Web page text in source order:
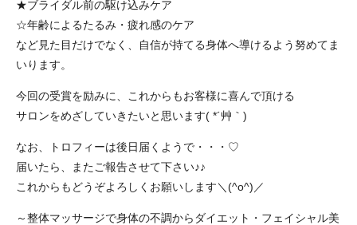
★ブライダル前の駆け込みケア
☆年齢によるたるみ・疲れ感のケア
など見た目だけでなく、自信が持てる身体へ導けるよう努めてま
いります。
今回の受賞を励みに、これからもお客様に喜んで頂ける
サロンをめざしていきたいと思います( *´艸｀)
なお、トロフィーは後日届くようで・・・♡
届いたら、またご報告させて下さい♪♪
これからもどうぞよろしくお願いします＼(^o^)／
～整体マッサージで身体の不調からダイエット・フェイシャル美